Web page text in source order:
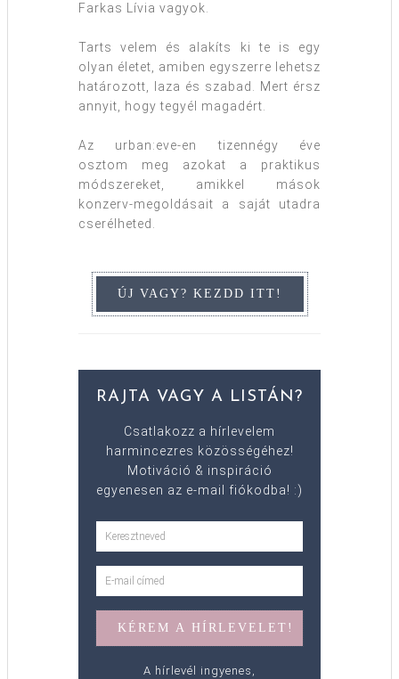
Farkas Lívia vagyok.
Tarts velem és alakíts ki te is egy
olyan életet, amiben egyszerre lehetsz
határozott, laza és szabad. Mert érsz
annyit, hogy tegyél magadért.
Az urban:eve-en tizennégy éve
osztom meg azokat a praktikus
módszereket, amikkel mások
konzerv-megoldásait a saját utadra
cserélheted.
RAJTA VAGY A LISTÁN?
Csatlakozz a hírlevelem
harmincezres közösségéhez!
Motiváció & inspiráció
egyenesen az e-mail fiókodba! :)
A hírlevél ingyenes,